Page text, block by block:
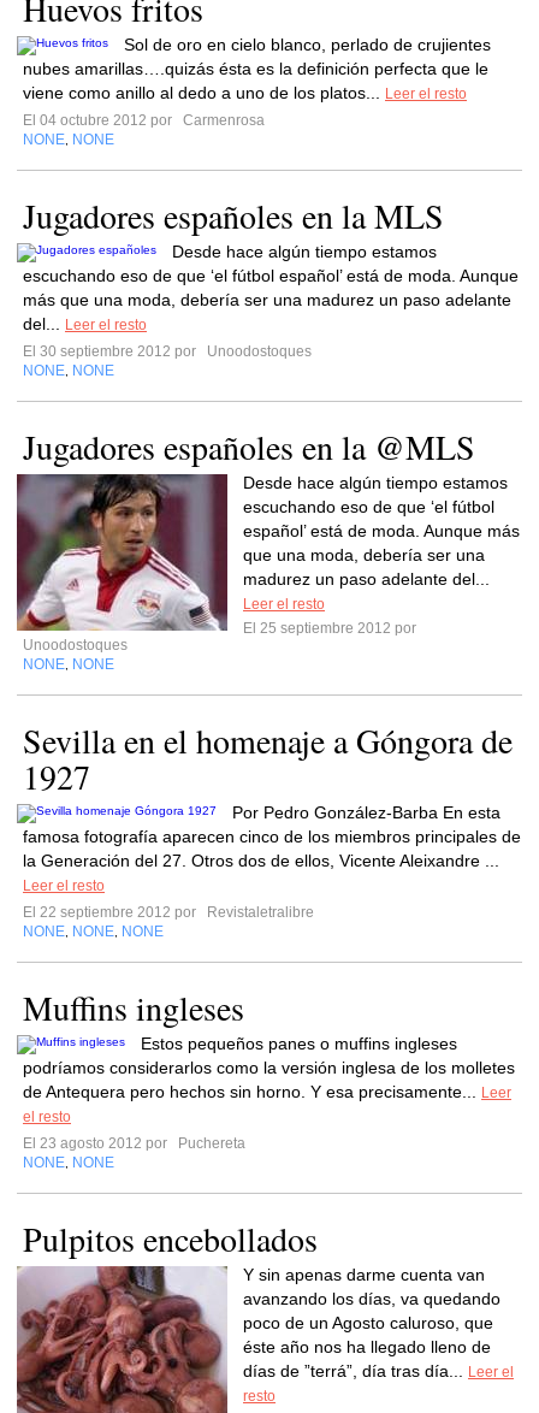
Sol de oro en cielo blanco, perlado de crujientes
nubes amarillas….quizás ésta es la definición perfecta que le
viene como anillo al dedo a uno de los platos...
Leer el resto
El 04 octubre 2012 por
Carmenrosa
NONE NONE
Jugadores españoles en la MLS
Desde hace algún tiempo estamos
escuchando eso de que ‘el fútbol español’ está de moda. Aunque
más que una moda, debería ser una madurez un paso adelante
del...
Leer el resto
El 30 septiembre 2012 por
Unoodostoques
NONE NONE
Jugadores españoles en la @MLS
Desde hace algún tiempo estamos
escuchando eso de que ‘el fútbol
español’ está de moda. Aunque más
que una moda, debería ser una
madurez un paso adelante del...
Leer el resto
El 25 septiembre 2012 por
Unoodostoques
NONE NONE
Sevilla en el homenaje a Góngora de
1927
Por Pedro González-Barba En esta
famosa fotografía aparecen cinco de los miembros principales de
la Generación del 27. Otros dos de ellos, Vicente Aleixandre ...
Leer el resto
El 22 septiembre 2012 por
Revistaletralibre
NONE NONE NONE
Muffins ingleses
Estos pequeños panes o muffins ingleses
podríamos considerarlos como la versión inglesa de los molletes
de Antequera pero hechos sin horno. Y esa precisamente...
Leer
el resto
El 23 agosto 2012 por
Puchereta
NONE NONE
Pulpitos encebollados
Y sin apenas darme cuenta van
avanzando los días, va quedando
poco de un Agosto caluroso, que
éste año nos ha llegado lleno de
días de ”terrá”, día tras día...
Leer el
resto